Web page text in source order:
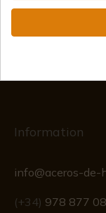
Information
info@aceros-de-
(+34) 978 877